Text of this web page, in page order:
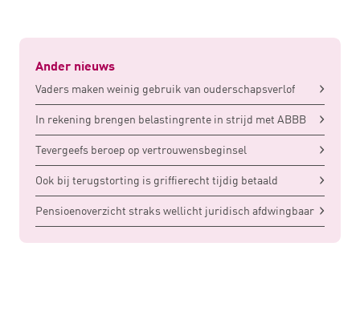
Ander nieuws
Vaders maken weinig gebruik van ouderschapsverlof
In rekening brengen belastingrente in strijd met ABBB
Tevergeefs beroep op vertrouwensbeginsel
Ook bij terugstorting is griffierecht tijdig betaald
Pensioenoverzicht straks wellicht juridisch afdwingbaar